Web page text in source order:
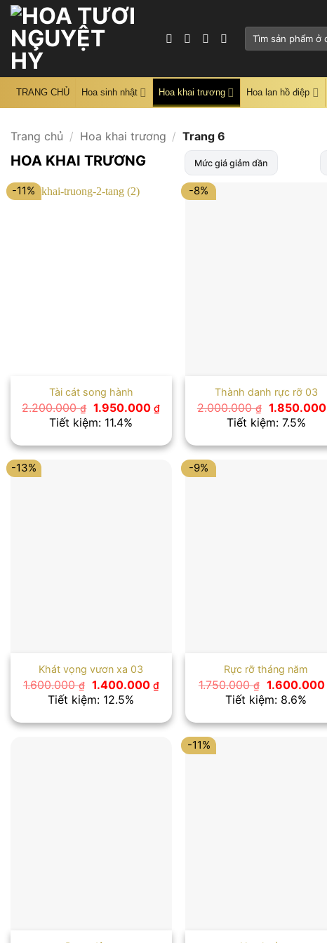
Skip
content
Tìm
TRANG CHỦ Hoa sinh nhật Hoa khai trương Hoa lan hồ điệp
Trang chủ / Hoa khai trương / Trang 6
HOA KHAI TRƯƠNG Mức giá giảm dần
-11%
Tài cát song hành
2.200.000₫ Giá
gốc
là:
1.950.000₫Giá
là:
1.950.000 ₫.
Tiết kiệm: 11.4%
-8%
Thành danh rực rỡ 03
2.000.000₫ Giá
gốc
là:
1.850.000
Tiết kiệm: 7.5%
-13%
Khát vọng vươn xa 03
1.600.000₫ Giá
gốc
là:
1.400.000 ₫Giá
hiện
là:
1.400.000 ₫.
Tiết kiệm: 12.5%
-9%
Rực rỡ tháng năm
1.750.000₫ Giá
gốc
là:
1.600.000
Tiết kiệm: 8.6%
-11%